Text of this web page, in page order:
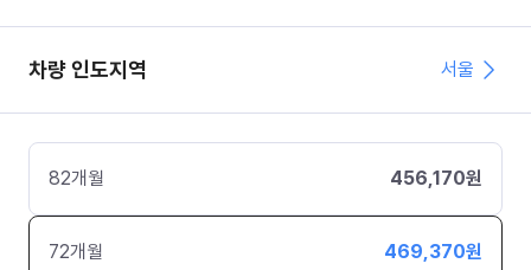
차량 인도지역 서울
82개월 456,170원
72개월 469,370원